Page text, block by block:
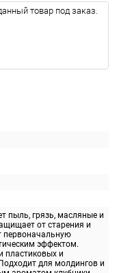
пыль, грязь, масляные и
от старения и
первоначальную
эффектом.
пластиковых и
для молдингов и
товар под заказ.